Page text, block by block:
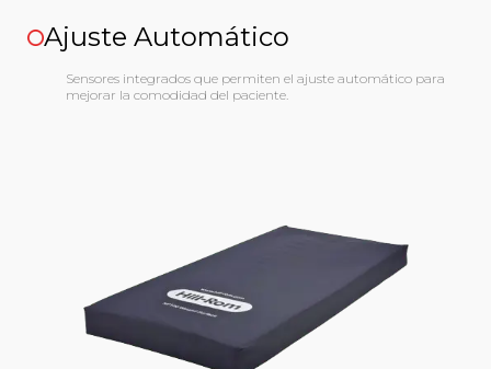
Ajuste Automático
Sensores integrados que permiten el ajuste automático para
mejorar la comodidad del paciente.